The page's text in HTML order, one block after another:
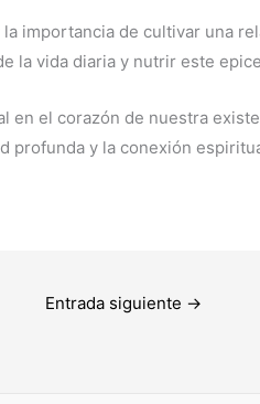
importancia de cultivar una
la vida diaria y nutrir este
el corazón de nuestra
profunda y la conexión
Entrada siguiente →